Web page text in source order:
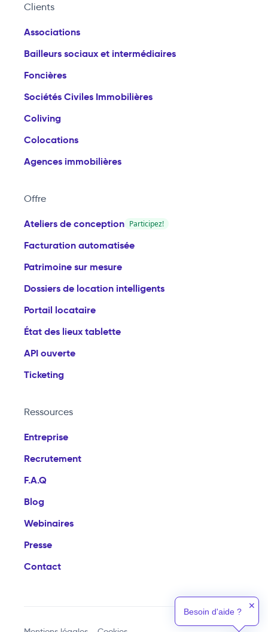
Clients
Associations
Bailleurs sociaux et intermédiaires
Foncières
Sociétés Civiles Immobilières
Coliving
Colocations
Agences immobilières
Offre
Ateliers de conception Participez!
Facturation automatisée
Patrimoine sur mesure
Dossiers de location intelligents
Portail locataire
État des lieux tablette
API ouverte
Ticketing
Ressources
Entreprise
Recrutement
F.A.Q
Blog
Webinaires
Presse
Contact
Besoin d'aide ?
✕